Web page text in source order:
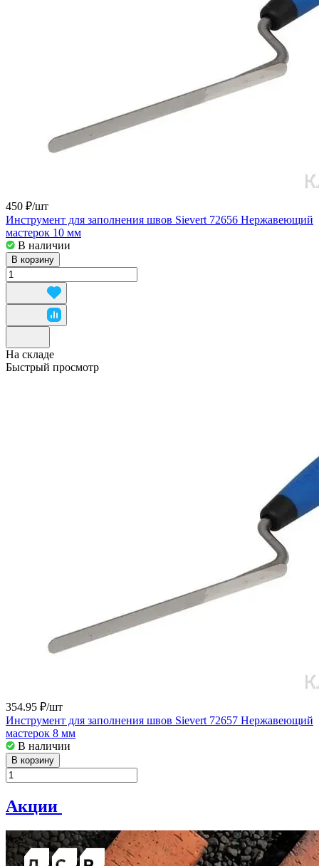
450 ₽/шт
Инструмент для заполнения швов Sievert 72656 Нержавеющий
мастерок 10 мм
В наличии
В корзину
На складе
Быстрый просмотр
354.95 ₽/шт
Инструмент для заполнения швов Sievert 72657 Нержавеющий
мастерок 8 мм
В наличии
В корзину
Акции